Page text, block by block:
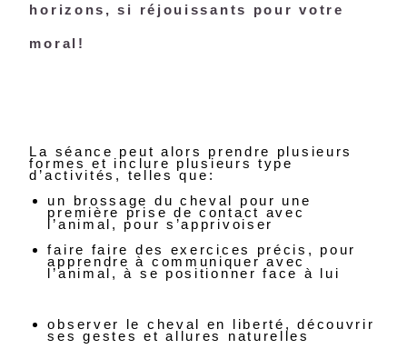
horizons, si réjouissants pour votre
moral!
La séance peut alors prendre plusieurs
formes et inclure plusieurs type
d’activités, telles que:
un brossage du cheval pour une
première prise de contact avec
l’animal, pour s’apprivoiser
faire faire des exercices précis, pour
apprendre à communiquer avec
l’animal, à se positionner face à lui
observer le cheval en liberté, découvrir
ses gestes et allures naturelles